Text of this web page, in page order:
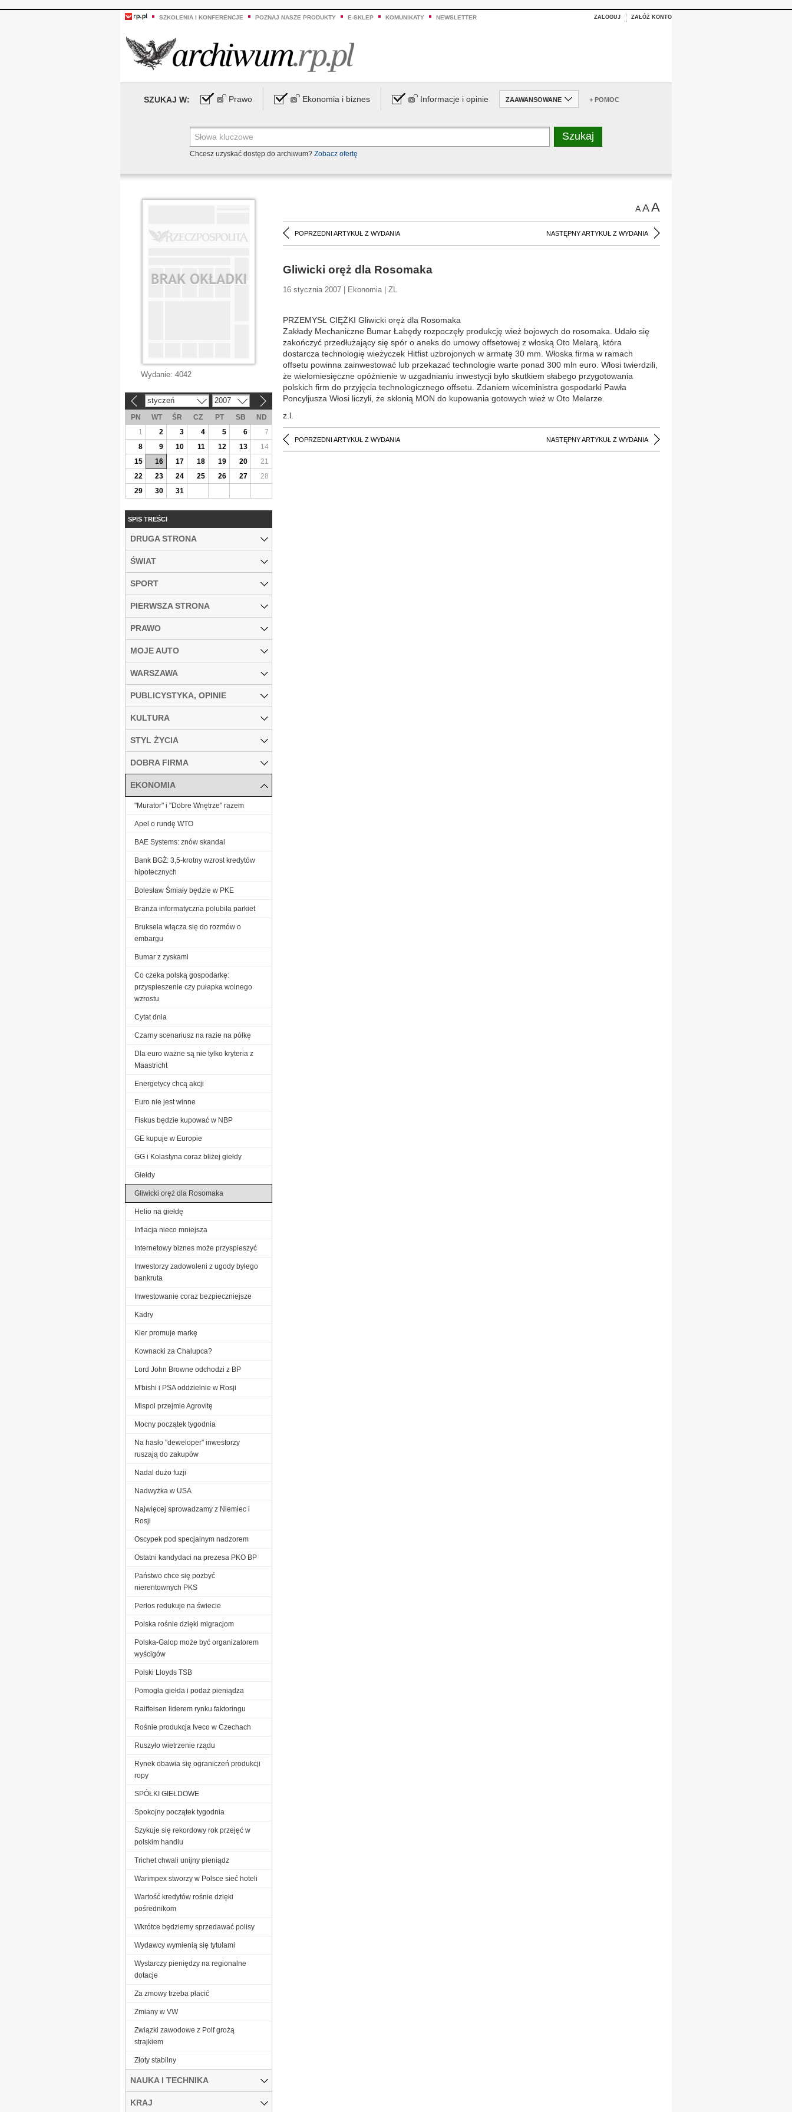
SZKOLENIA I KONFERENCJE POZNAJ NASZE PRODUKTY E-SKLEP KOMUNIKATY NEWSLETTER ZALOGUJ ZAŁÓŻ KONTO
SZUKAJ W: Prawo Ekonomia i biznes Informacje i opinie ZAAWANSOWANE + POMOC
Chcesz uzyskać dostęp do archiwum? Zobacz ofertę
AAA
POPRZEDNI ARTYKUŁ Z WYDANIA NASTĘPNY ARTYKUŁ Z WYDANIA
Gliwicki oręż dla Rosomaka
16 stycznia 2007 | Ekonomia | ZL
PRZEMYSŁ CIĘŻKI Gliwicki oręż dla Rosomaka
Zakłady Mechaniczne Bumar Łabędy rozpoczęły produkcję wież bojowych do rosomaka. Udało się
zakończyć przedłużający się spór o aneks do umowy offsetowej z włoską Oto Melarą, która
dostarcza technologię wieżyczek Hitfist uzbrojonych w armatę 30 mm. Włoska firma w ramach
offsetu powinna zainwestować lub przekazać technologie warte ponad 300 mln euro. Włosi twierdzili,
że wielomiesięczne opóźnienie w uzgadnianiu inwestycji było skutkiem słabego przygotowania
polskich firm do przyjęcia technologicznego offsetu. Zdaniem wiceministra gospodarki Pawła
Poncyljusza Włosi liczyli, że skłonią MON do kupowania gotowych wież w Oto Melarze.
z.l.
POPRZEDNI ARTYKUŁ Z WYDANIA NASTĘPNY ARTYKUŁ Z WYDANIA
Wydanie: 4042
styczeń 2007
PN WT ŚR CZ PT SB
ND
1
2 3 4 5 6
7
8
9 10 11 12 13
14
15
16 17 18 19 20
21
22
23 24 25 26 27
28
29
30 31
SPIS TREŚCI
DRUGA STRONA
ŚWIAT
SPORT
PIERWSZA STRONA
PRAWO
MOJE AUTO
WARSZAWA
PUBLICYSTYKA, OPINIE
KULTURA
STYL ŻYCIA
DOBRA FIRMA
EKONOMIA
"Murator" i "Dobre Wnętrze" razem
Apel o rundę WTO
BAE Systems: znów skandal
Bank BGŻ: 3,5-krotny wzrost kredytów
hipotecznych
Bolesław Śmiały będzie w PKE
Branża informatyczna polubiła parkiet
Bruksela włącza się do rozmów o
embargu
Bumar z zyskami
Co czeka polską gospodarkę:
przyspieszenie czy pułapka wolnego
wzrostu
Cytat dnia
Czarny scenariusz na razie na półkę
Dla euro ważne są nie tylko kryteria z
Maastricht
Energetycy chcą akcji
Euro nie jest winne
Fiskus będzie kupować w NBP
GE kupuje w Europie
GG i Kolastyna coraz bliżej giełdy
Giełdy
Gliwicki oręż dla Rosomaka
Helio na giełdę
Inflacja nieco mniejsza
Internetowy biznes może przyspieszyć
Inwestorzy zadowoleni z ugody byłego
bankruta
Inwestowanie coraz bezpieczniejsze
Kadry
Kler promuje markę
Kownacki za Chalupca?
Lord John Browne odchodzi z BP
M'bishi i PSA oddzielnie w Rosji
Mispol przejmie Agrovitę
Mocny początek tygodnia
Na hasło "deweloper" inwestorzy
ruszają do zakupów
Nadal dużo fuzji
Nadwyżka w USA
Najwięcej sprowadzamy z Niemiec i
Rosji
Oscypek pod specjalnym nadzorem
Ostatni kandydaci na prezesa PKO BP
Państwo chce się pozbyć
nierentownych PKS
Perlos redukuje na świecie
Polska rośnie dzięki migracjom
Polska-Galop może być organizatorem
wyścigów
Polski Lloyds TSB
Pomogła giełda i podaż pieniądza
Raiffeisen liderem rynku faktoringu
Rośnie produkcja Iveco w Czechach
Ruszyło wietrzenie rządu
Rynek obawia się ograniczeń produkcji
ropy
SPÓŁKI GIEŁDOWE
Spokojny początek tygodnia
Szykuje się rekordowy rok przejęć w
polskim handlu
Trichet chwali unijny pieniądz
Warimpex stworzy w Polsce sieć hoteli
Wartość kredytów rośnie dzięki
pośrednikom
Wkrótce będziemy sprzedawać polisy
Wydawcy wymienią się tytułami
Wystarczy pieniędzy na regionalne
dotacje
Za zmowy trzeba płacić
Zmiany w VW
Związki zawodowe z Polf grożą
strajkiem
Złoty stabilny
NAUKA I TECHNIKA
KRAJ